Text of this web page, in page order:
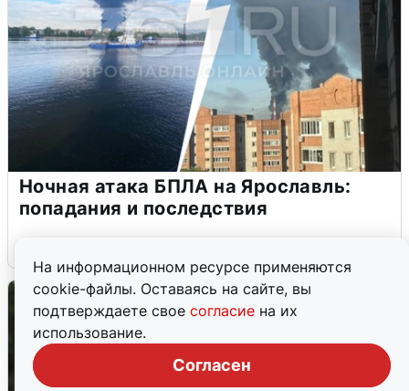
На информационном ресурсе применяются
cookie-файлы. Оставаясь на сайте, вы
подтверждаете свое согласие на их
использование.
Согласен
Ночная атака БПЛА на Ярославль:
попадания и последствия